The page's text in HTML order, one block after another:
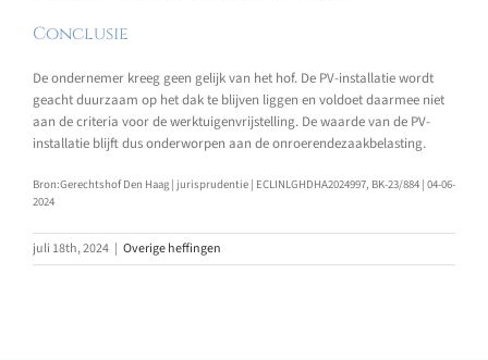
Conclusie
De ondernemer kreeg geen gelijk van het hof. De PV-installatie wordt
geacht duurzaam op het dak te blijven liggen en voldoet daarmee niet
aan de criteria voor de werktuigenvrijstelling. De waarde van de PV-
installatie blijft dus onderworpen aan de onroerendezaakbelasting.
Bron:Gerechtshof Den Haag | jurisprudentie | ECLINLGHDHA2024997, BK-23/884 | 04-06-
2024
juli 18th, 2024 | Overige heffingen